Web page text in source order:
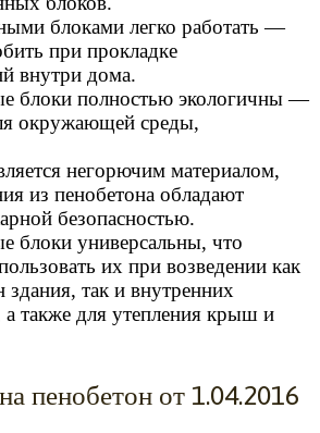
блоками легко работать —
при прокладке
внутри дома.
блоки полностью экологичны —
окружающей среды,
негорючим материалом,
из пенобетона обладают
безопасностью.
блоки универсальны, что
их при возведении как
здания, так и внутренних
а также для утепления крыш и
пенобетон от 1.04.2016